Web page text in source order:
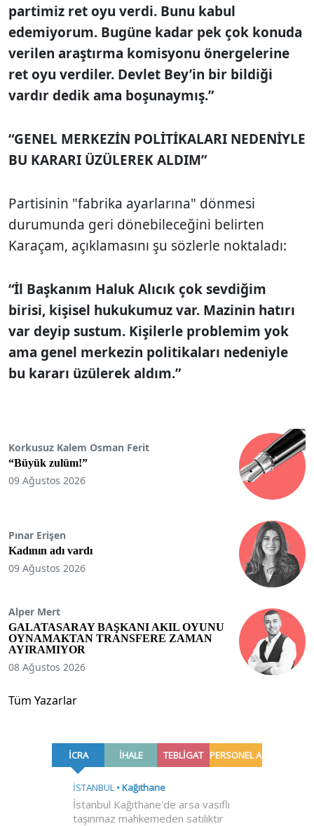
partimiz ret oyu verdi. Bunu kabul
edemiyorum. Bugüne kadar pek çok konuda
verilen araştırma komisyonu önergelerine
ret oyu verdiler. Devlet Bey’in bir bildiği
vardır dedik ama boşunaymış.”
“GENEL MERKEZİN POLİTİKALARI NEDENİYLE
BU KARARI ÜZÜLEREK ALDIM”
Partisinin "fabrika ayarlarına" dönmesi
durumunda geri dönebileceğini belirten
Karaçam, açıklamasını şu sözlerle noktaladı:
“İl Başkanım Haluk Alıcık çok sevdiğim
birisi, kişisel hukukumuz var. Mazinin hatırı
var deyip sustum. Kişilerle problemim yok
ama genel merkezin politikaları nedeniyle
bu kararı üzülerek aldım.”
Korkusuz Kalem Osman Ferit
“Büyük zulüm!”
09 Ağustos 2026
Pınar Erişen
Kadının adı vardı
09 Ağustos 2026
Alper Mert
GALATASARAY BAŞKANI AKIL OYUNU
OYNAMAKTAN TRANSFERE ZAMAN
AYIRAMIYOR
08 Ağustos 2026
Tüm Yazarlar